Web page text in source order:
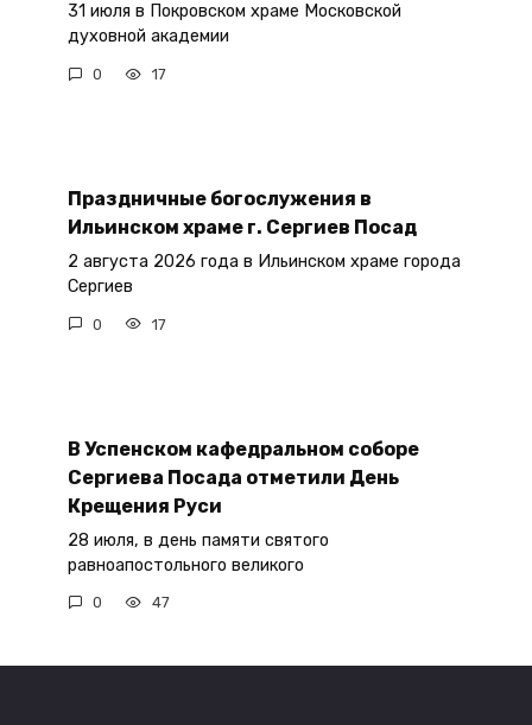
31 июля в Покровском храме Московской
духовной академии
0 17
Праздничные богослужения в
Ильинском храме г. Сергиев Посад
2 августа 2026 года в Ильинском храме города
Сергиев
0 17
В Успенском кафедральном соборе
Сергиева Посада отметили День
Крещения Руси
28 июля, в день памяти святого
равноапостольного великого
0 47